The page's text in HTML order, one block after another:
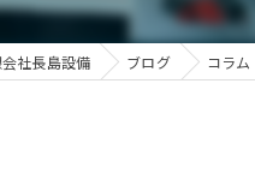
社長島設備 ブログ コラム